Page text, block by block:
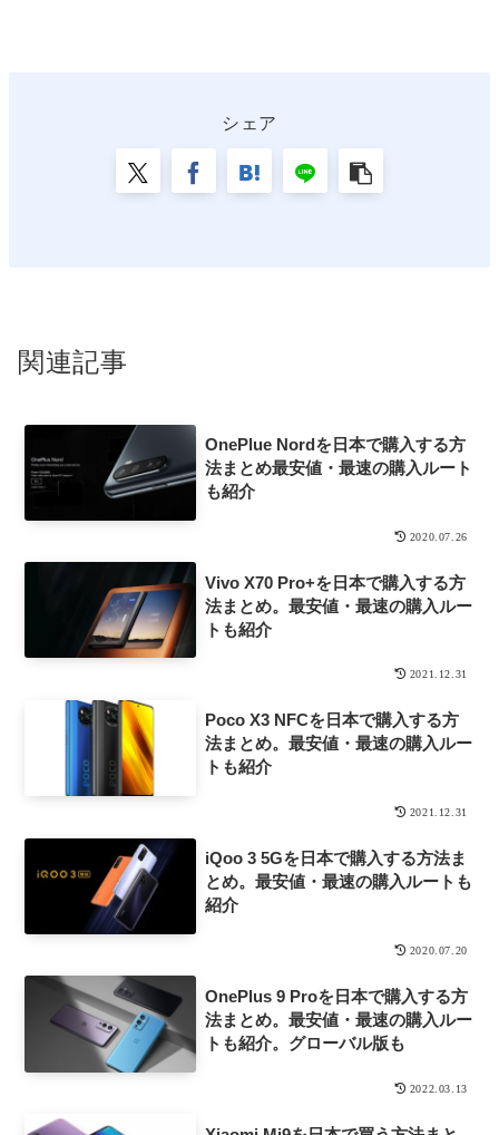
シェア
関連記事
OnePlue Nordを日本で購入する方
法まとめ最安値・最速の購入ルート
も紹介
2020.07.26
Vivo X70 Pro+を日本で購入する方
法まとめ。最安値・最速の購入ルー
トも紹介
2021.12.31
Poco X3 NFCを日本で購入する方
法まとめ。最安値・最速の購入ルー
トも紹介
2021.12.31
iQoo 3 5Gを日本で購入する方法ま
とめ。最安値・最速の購入ルートも
紹介
2020.07.20
OnePlus 9 Proを日本で購入する方
法まとめ。最安値・最速の購入ルー
トも紹介。グローバル版も
2022.03.13